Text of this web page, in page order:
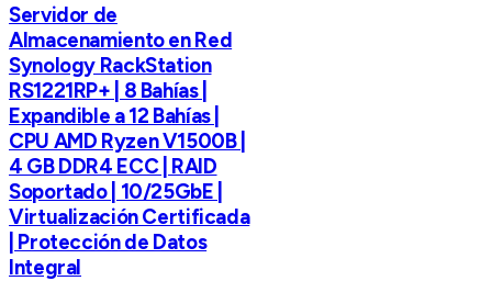
Servidor de
Almacenamiento en Red
Synology RackStation
RS1221RP+ | 8 Bahías |
Expandible a 12 Bahías |
CPU AMD Ryzen V1500B |
4 GB DDR4 ECC | RAID
Soportado | 10/25GbE |
Virtualización Certificada
| Protección de Datos
Integral